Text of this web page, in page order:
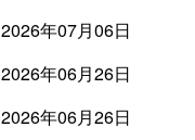
2026年07月06日
2026年06月26日
2026年06月26日